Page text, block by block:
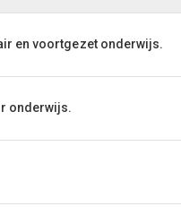
en voortgezet onderwijs.
onderwijs.